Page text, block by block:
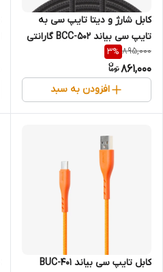
کابل شارژ و دیتا تایپ سی به
تایپ سی بیاند BCC-502 گارانتی
18 ماهه شرکتی 2 متری
895,000
3%
861,000
افزودن به سبد
کابل تایپ سی بیاند BUC-401